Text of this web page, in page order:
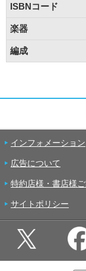
ISBNコード
楽器
編成
インフォメーション
広告について
特約店様・書店様
サイトポリシー